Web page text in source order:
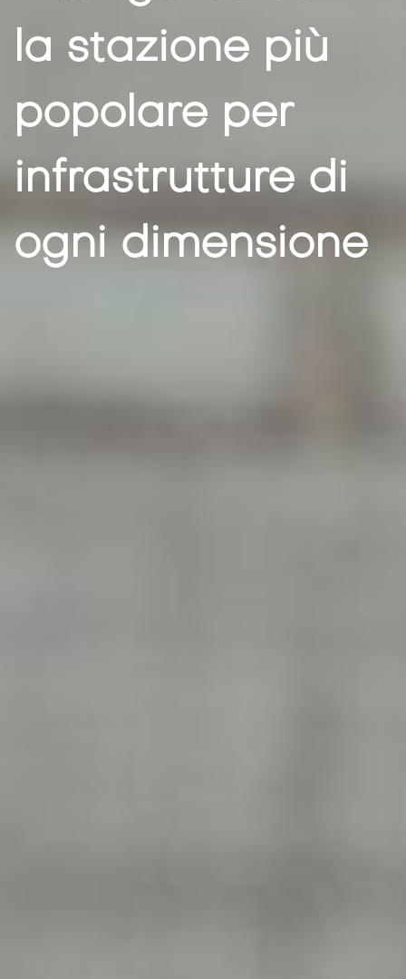
la stazione più
popolare per
infrastrutture di
ogni dimensione